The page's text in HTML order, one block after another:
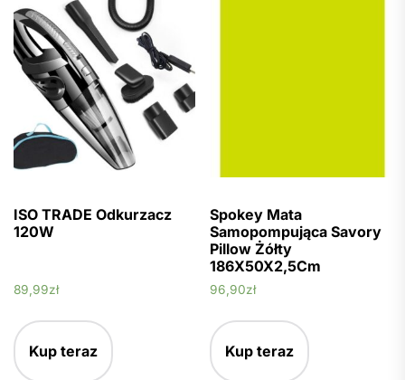
ISO TRADE Odkurzacz
120W
89,99zł
Kup teraz
Spokey Mata
Samopompująca Savory
Pillow Żółty
186X50X2,5Cm
96,90zł
Kup teraz